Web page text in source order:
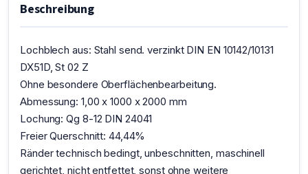
Beschreibung
Lochblech aus: Stahl send. verzinkt DIN EN 10142/10131
DX51D, St 02 Z
Ohne besondere Oberflächenbearbeitung.
Abmessung: 1,00 x 1000 x 2000 mm
Lochung: Qg 8-12 DIN 24041
Freier Querschnitt: 44,44%
Ränder technisch bedingt, unbeschnitten, maschinell
gerichtet, nicht entfettet, sonst ohne weitere